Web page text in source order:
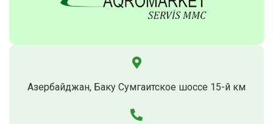
Азербайджан, Баку Сумгаитское шоссе 15-й км